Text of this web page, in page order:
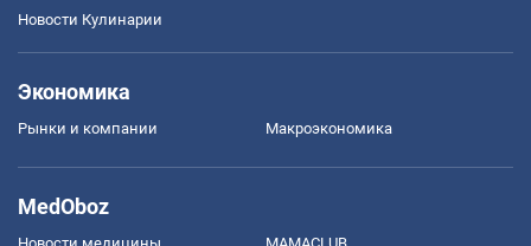
Новости Кулинарии
Экономика
Рынки и компании Mакроэкономика
MedOboz